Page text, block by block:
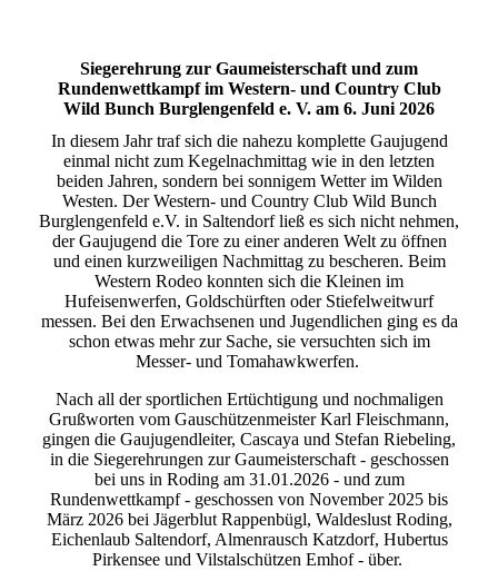
Siegerehrung zur Gaumeisterschaft und zum
Rundenwettkampf im Western- und Country Club
Wild Bunch Burglengenfeld e. V. am 6. Juni 2026
In diesem Jahr traf sich die nahezu komplette Gaujugend
einmal nicht zum Kegelnachmittag wie in den letzten
beiden Jahren, sondern bei sonnigem Wetter im Wilden
Westen. Der Western- und Country Club Wild Bunch
Burglengenfeld e.V. in Saltendorf ließ es sich nicht nehmen,
der Gaujugend die Tore zu einer anderen Welt zu öffnen
und einen kurzweiligen Nachmittag zu bescheren. Beim
Western Rodeo konnten sich die Kleinen im
Hufeisenwerfen, Goldschürften oder Stiefelweitwurf
messen. Bei den Erwachsenen und Jugendlichen ging es da
schon etwas mehr zur Sache, sie versuchten sich im
Messer- und Tomahawkwerfen.
Nach all der sportlichen Ertüchtigung und nochmaligen
Grußworten vom Gauschützenmeister Karl Fleischmann,
gingen die Gaujugendleiter, Cascaya und Stefan Riebeling,
in die Siegerehrungen zur Gaumeisterschaft - geschossen
bei uns in Roding am 31.01.2026 - und zum
Rundenwettkampf - geschossen von November 2025 bis
März 2026 bei Jägerblut Rappenbügl, Waldeslust Roding,
Eichenlaub Saltendorf, Almenrausch Katzdorf, Hubertus
Pirkensee und Vilstalschützen Emhof - über.